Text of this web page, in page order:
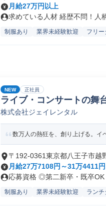
月給27万円以上
求めている人材 経歴不問！
制服あり 業界未経験歓迎 フリー
NEW 正社員
ライブ・コンサートの舞
株式会社ジェイレンタル
数万人の熱狂を、創り上げる。イ
〒192-0361東京都八王子市越
月給27万7108円～31万4411円
応募資格 ◎第二新卒・既卒
制服あり 業界未経験歓迎 ランチ